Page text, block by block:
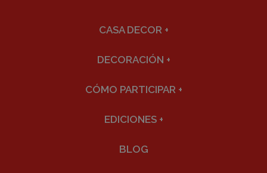
CASA DECOR +
DECORACIÓN +
CÓMO PARTICIPAR +
EDICIONES +
BLOG